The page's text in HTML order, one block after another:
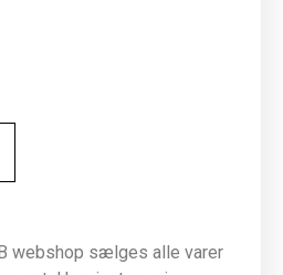
webshop sælges alle varer